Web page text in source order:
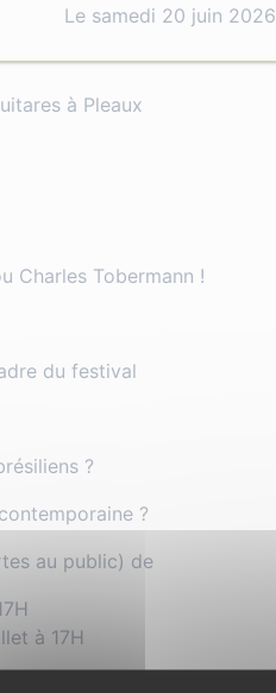
Le samedi 20 juin 2026
à Pleaux
Charles Tobermann !
du festival
?
?
au public) de
à 17H